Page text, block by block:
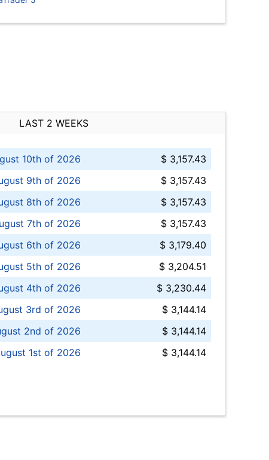
LAST 2 WEEKS
10th of 2026
$ 3,157.43
9th of 2026
$ 3,157.43
8th of 2026
$ 3,157.43
7th of 2026
$ 3,157.43
6th of 2026
$ 3,179.40
5th of 2026
$ 3,204.51
4th of 2026
$ 3,230.44
3rd of 2026
$ 3,144.14
2nd of 2026
$ 3,144.14
1st of 2026
$ 3,144.14